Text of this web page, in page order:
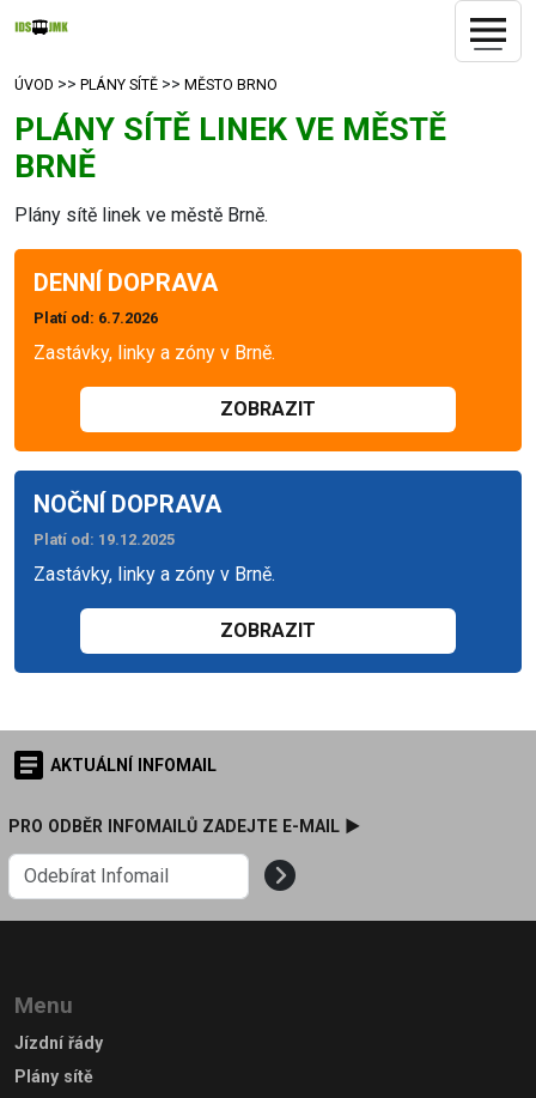
ÚVOD >> PLÁNY SÍTĚ >> MĚSTO BRNO
PLÁNY SÍTĚ LINEK VE MĚSTĚ
BRNĚ
Plány sítě linek ve městě Brně.
DENNÍ DOPRAVA
Platí od: 6.7.2026
Zastávky, linky a zóny v Brně.
ZOBRAZIT
NOČNÍ DOPRAVA
Platí od: 19.12.2025
Zastávky, linky a zóny v Brně.
ZOBRAZIT
AKTUÁLNÍ INFOMAIL
PRO ODBĚR INFOMAILŮ ZADEJTE E-MAIL ►
Menu
Jízdní řády
Plány sítě